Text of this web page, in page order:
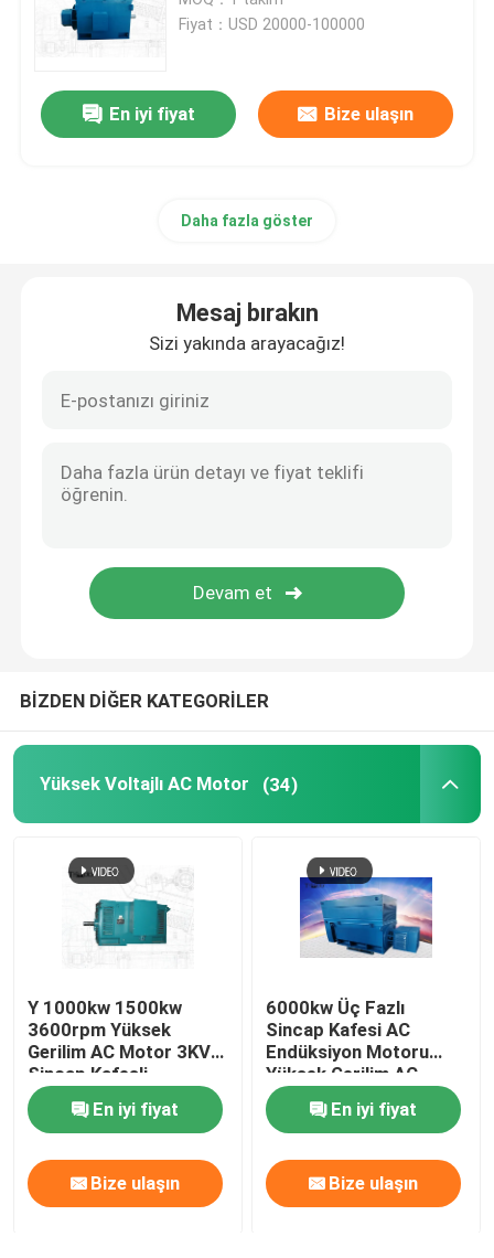
AC Senkron Motoru
Sabit Mıknatıslı Senkron Motor
Büyük Senkron Motor
Gaz türbini jeneratörü
Yüksek Gerilim DC Motor
Özel Uygulama Motorları
Fiyat：USD 20000-100000
En iyi fiyat Bize ulaşın
Daha fazla göster
Mesaj bırakın
Sizi yakında arayacağız!
BİZDEN DİĞER KATEGORİLER
Yüksek Voltajlı AC Motor (34)
Y 1000kw 1500kw
3600rpm Yüksek
Gerilim AC Motor 3KV
Sincap Kafesli
İndüksiyon Makinesi
En iyi fiyat
Bize ulaşın
6000kw Üç Fazlı
Sincap Kafesi AC
Endüksiyon Motoru
Yüksek Gerilim AC
Motor 6kv 10kv
En iyi fiyat
Bize ulaşın